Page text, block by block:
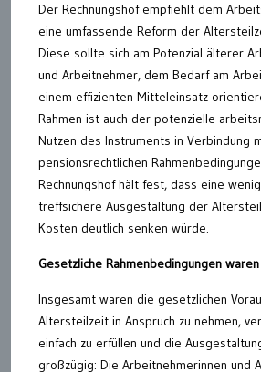
Der Rechnungshof empfiehlt dem
eine umfassende Reform der
Diese sollte sich am Potenzial älterer
und Arbeitnehmer, dem Bedarf am
einem effizienten Mitteleinsatz
Rahmen ist auch der potenzielle
Nutzen des Instruments in Verbindung
pensionsrechtlichen
Rechnungshof hält fest, dass eine
treffsichere Ausgestaltung der
Kosten deutlich senken würde.
Gesetzliche Rahmenbedingungen
Insgesamt waren die gesetzlichen
Altersteilzeit in Anspruch zu nehmen,
einfach zu erfüllen und die
großzügig: Die Arbeitnehmerinnen und